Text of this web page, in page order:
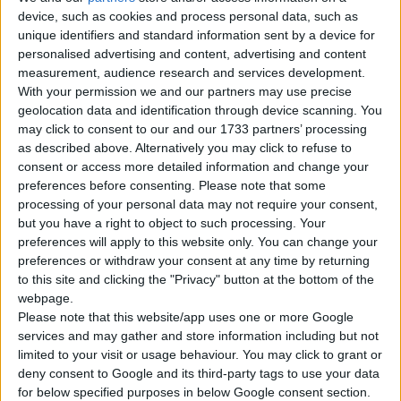
device, such as cookies and process personal data, such as
unique identifiers and standard information sent by a device for
personalised advertising and content, advertising and content
measurement, audience research and services development.
With your permission we and our partners may use precise
geolocation data and identification through device scanning. You
may click to consent to our and our 1733 partners’ processing
as described above. Alternatively you may click to refuse to
consent or access more detailed information and change your
preferences before consenting.
Please note that some
processing of your personal data may not require your consent,
but you have a right to object to such processing. Your
preferences will apply to this website only. You can change your
preferences or withdraw your consent at any time by returning
to this site and clicking the "Privacy" button at the bottom of the
webpage.
Please note that this website/app uses one or more Google
services and may gather and store information including but not
limited to your visit or usage behaviour. You may click to grant or
deny consent to Google and its third-party tags to use your data
for below specified purposes in below Google consent section.
dall'inventore scozzeseJames Wattalla fine del
XVIII secolo per aiutare a commercializzare il suo
motore a vapore migliorato. Ha basato la sua idea
suThe Miner's Friend, scritto dall'inventore e
ingegnere inglese Thomas Savery:
"In modo che possa fare un motore che
solleverà tanta acqua quanto due cavalli,
lavorando insieme contemporaneamente in un
tale lavoro, e per il quale devono essere tenuti
costantemente dieci o dodici cavalli per fare lo
stesso . Poi dico, un tale motore può essere
abbastanza grande da svolgere il lavoro
richiesto impiegando otto, dieci, quindici o venti
cavalli per essere costantemente mantenuto e
tenuto per fare un tale lavoro..."